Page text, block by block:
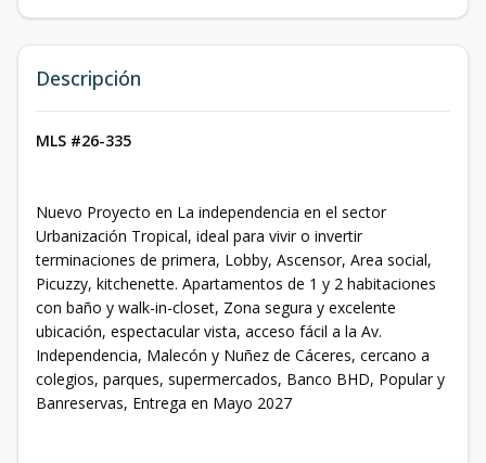
Descripción
MLS #26-335
Nuevo Proyecto en La independencia en el sector
Urbanización Tropical, ideal para vivir o invertir
terminaciones de primera, Lobby, Ascensor, Area social,
Picuzzy, kitchenette. Apartamentos de 1 y 2 habitaciones
con baño y walk-in-closet, Zona segura y excelente
ubicación, espectacular vista, acceso fácil a la Av.
Independencia, Malecón y Nuñez de Cáceres, cercano a
colegios, parques, supermercados, Banco BHD, Popular y
Banreservas, Entrega en Mayo 2027